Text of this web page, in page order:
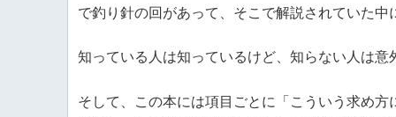
で釣り針の回があって、そこで解説されていた
知っている人は知っているけど、知らない人は
そして、この本には項目ごとに「こういう求め